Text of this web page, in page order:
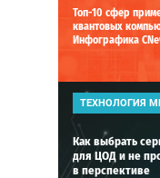
Топ-10 сфер
квантовых
Инфографика
ТЕХНОЛОГИЯ
Как выбрать
для ЦОД и не
в перспективе